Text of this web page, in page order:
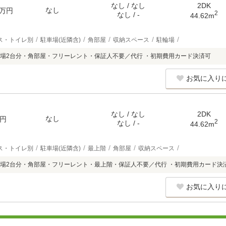
円 なし
なし / なし
なし / -
2DK
44.62m2
・トイレ別 駐車場(近隣含) 角部屋 収納スペース 駐輪場
2台分・角部屋・フリーレント・保証人不要／代行 ・初期費用カード決済可
お気に入り
なし
なし / なし
なし / -
2DK
44.62m2
・トイレ別 駐車場(近隣含) 最上階 角部屋 収納スペース
2台分・角部屋・フリーレント・最上階・保証人不要／代行 ・初期費用カード決
お気に入り